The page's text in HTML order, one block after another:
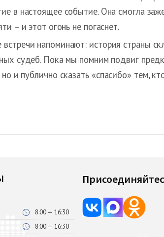
в настоящее событие. Она смогла
– и этот огонь не погаснет.
напоминают: история страны
судеб. Пока мы помним подвиг
и публично сказать «спасибо» тем,
8:00 — 16:30
8:00 — 16:30